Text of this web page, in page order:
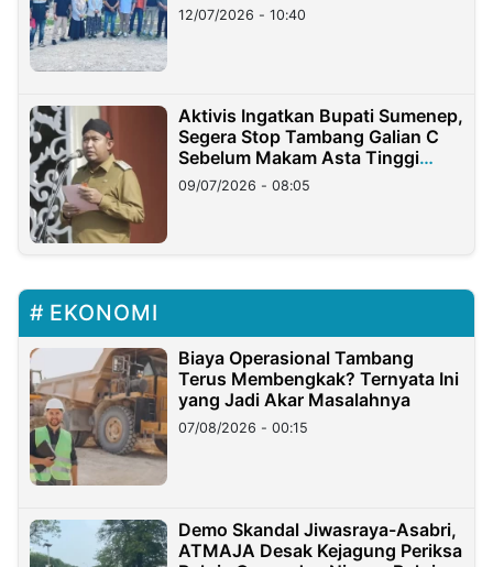
12/07/2026 - 10:40
Aktivis Ingatkan Bupati Sumenep,
Segera Stop Tambang Galian C
Sebelum Makam Asta Tinggi
Longsor
09/07/2026 - 08:05
EKONOMI
Biaya Operasional Tambang
Terus Membengkak? Ternyata Ini
yang Jadi Akar Masalahnya
07/08/2026 - 00:15
Demo Skandal Jiwasraya-Asabri,
ATMAJA Desak Kejagung Periksa